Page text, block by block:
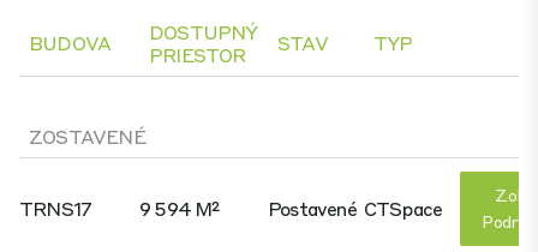
BUDOVA
DOSTUPNÝ
PRIESTOR
STAV TYP
ZOSTAVENÉ
TRNS17 9 594 M² Postavené CTSpace